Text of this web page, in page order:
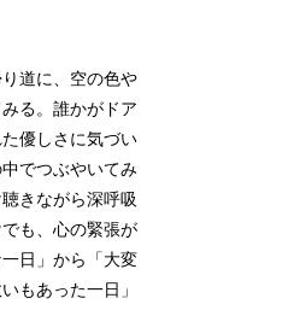
道に、空の色や
る。誰かがドア
優しさに気づい
でつぶやいてみ
きながら深呼吸
も、心の緊張が
日」から「大変
もあった一日」